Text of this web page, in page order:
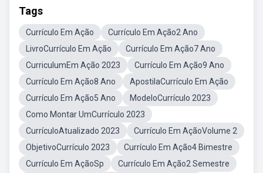
Tags
Currículo Em Ação
Currículo Em Ação2 Ano
LivroCurrículo Em Ação
Currículo Em Ação7 Ano
CurriculumEm Ação 2023
Currículo Em Ação9 Ano
Currículo Em Ação8 Ano
ApostilaCurrículo Em Ação
Currículo Em Ação5 Ano
ModeloCurrículo 2023
Como Montar UmCurrículo 2023
CurrículoAtualizado 2023
Currículo Em AçãoVolume 2
ObjetivoCurrículo 2023
Currículo Em Ação4 Bimestre
Currículo Em AçãoSp
Currículo Em Ação2 Semestre